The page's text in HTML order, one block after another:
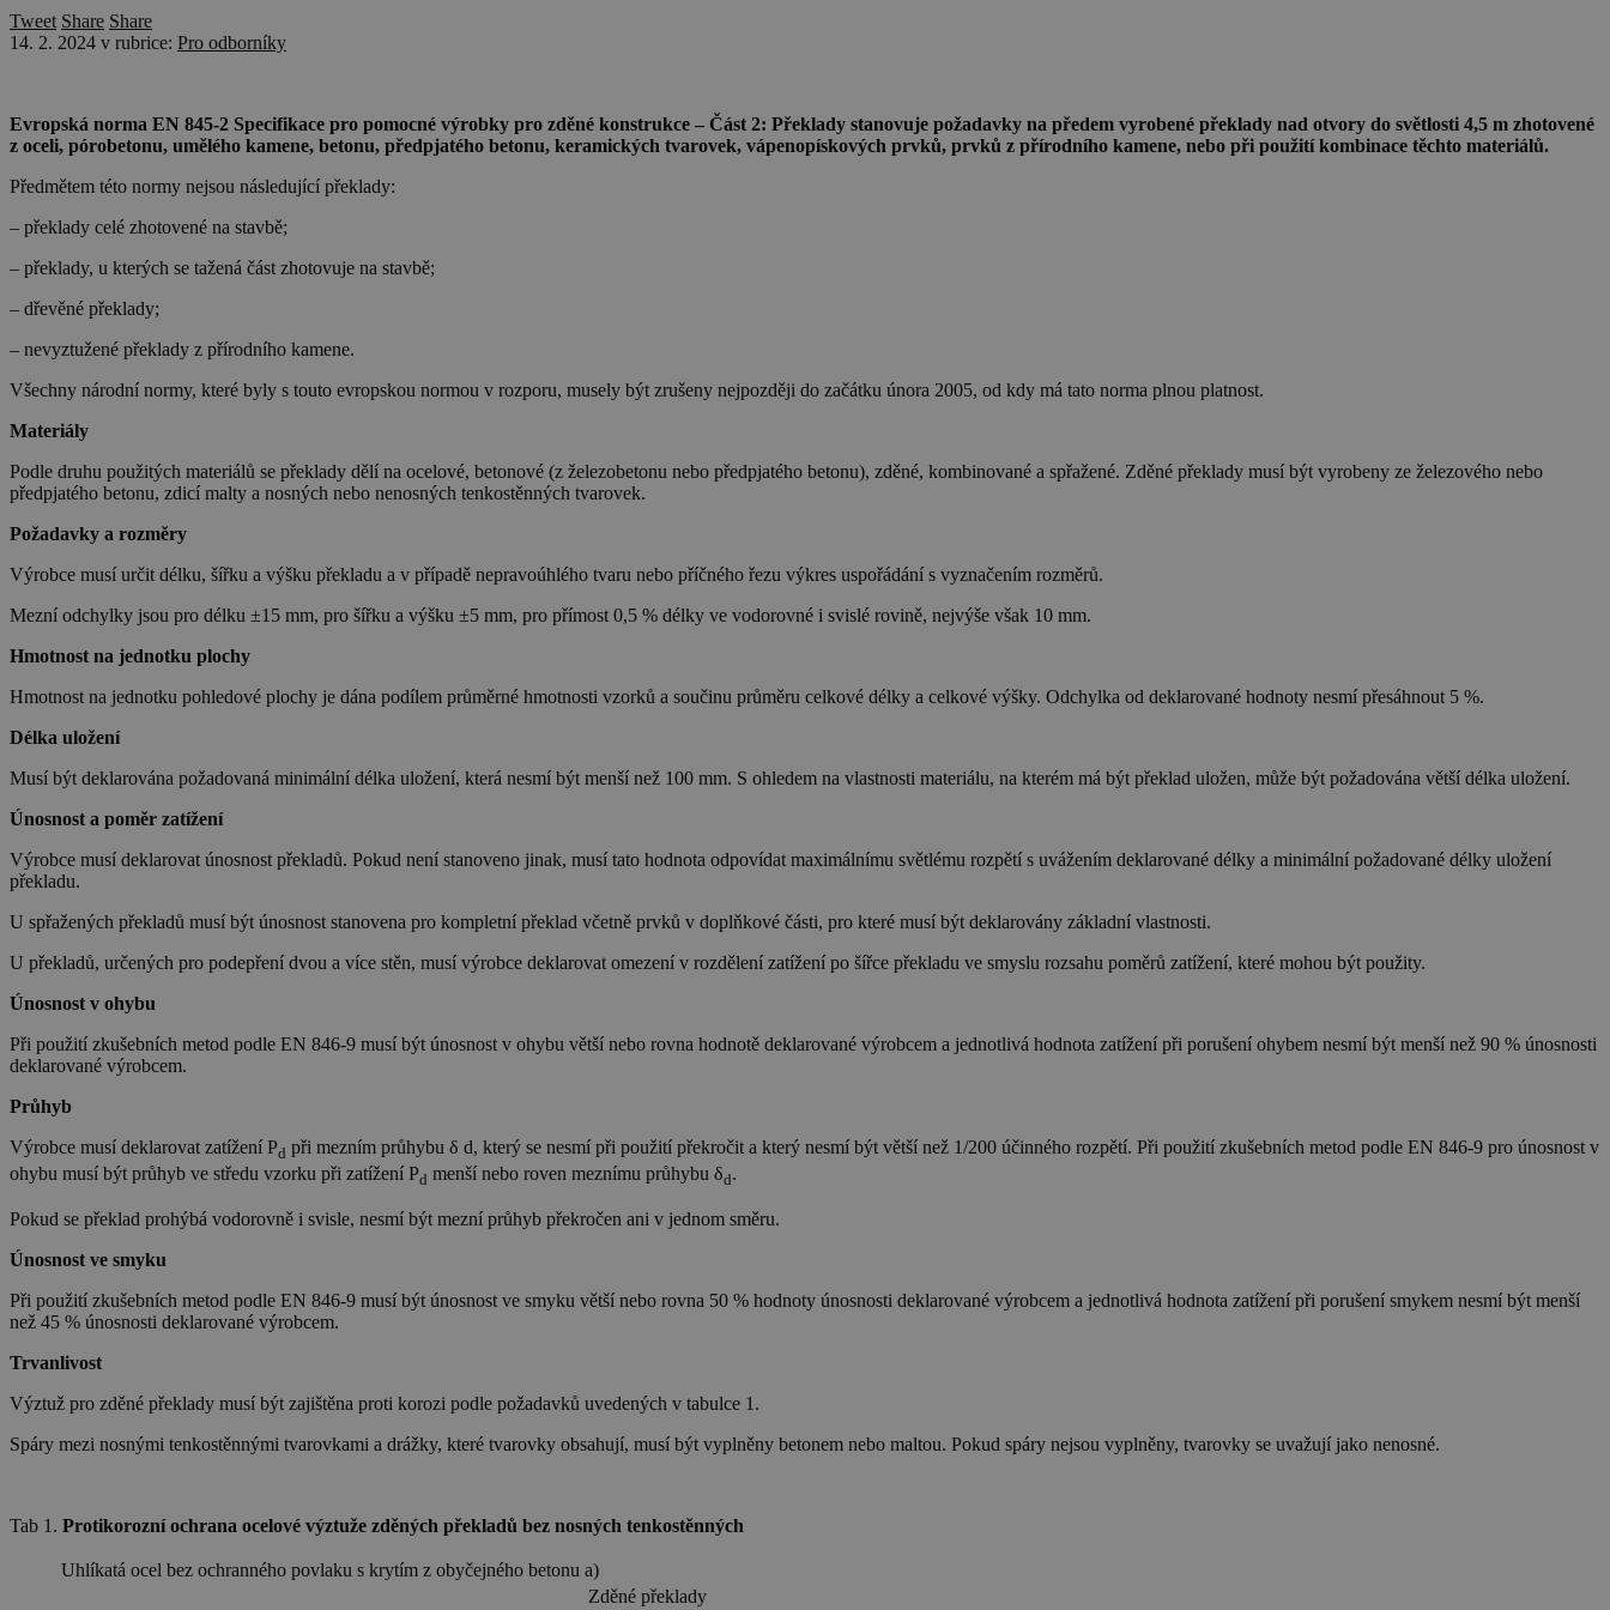
Tweet Share Share
14. 2. 2024 v rubrice: Pro odborníky
Evropská norma EN 845-2 Specifikace pro pomocné výrobky pro zděné konstrukce – Část 2: Překlady stanovuje požadavky na předem vyrobené překlady nad otvory do světlosti 4,5 m zhotovené
z oceli, pórobetonu, umělého kamene, betonu, předpjatého betonu, keramických tvarovek, vápenopískových prvků, prvků z přírodního kamene, nebo při použití kombinace těchto materiálů.
Předmětem této normy nejsou následující překlady:
– překlady celé zhotovené na stavbě;
– překlady, u kterých se tažená část zhotovuje na stavbě;
– dřevěné překlady;
– nevyztužené překlady z přírodního kamene.
Všechny národní normy, které byly s touto evropskou normou v rozporu, musely být zrušeny nejpozději do začátku února 2005, od kdy má tato norma plnou platnost.
Materiály
Podle druhu použitých materiálů se překlady dělí na ocelové, betonové (z železobetonu nebo předpjatého betonu), zděné, kombinované a spřažené. Zděné překlady musí být vyrobeny ze železového nebo
předpjatého betonu, zdicí malty a nosných nebo nenosných tenkostěnných tvarovek.
Požadavky a rozměry
Výrobce musí určit délku, šířku a výšku překladu a v případě nepravoúhlého tvaru nebo příčného řezu výkres uspořádání s vyznačením rozměrů.
Mezní odchylky jsou pro délku ±15 mm, pro šířku a výšku ±5 mm, pro přímost 0,5 % délky ve vodorovné i svislé rovině, nejvýše však 10 mm.
Hmotnost na jednotku plochy
Hmotnost na jednotku pohledové plochy je dána podílem průměrné hmotnosti vzorků a součinu průměru celkové délky a celkové výšky. Odchylka od deklarované hodnoty nesmí přesáhnout 5 %.
Délka uložení
Musí být deklarována požadovaná minimální délka uložení, která nesmí být menší než 100 mm. S ohledem na vlastnosti materiálu, na kterém má být překlad uložen, může být požadována větší délka uložení.
Únosnost a poměr zatížení
Výrobce musí deklarovat únosnost překladů. Pokud není stanoveno jinak, musí tato hodnota odpovídat maximálnímu světlému rozpětí s uvážením deklarované délky a minimální požadované délky uložení
překladu.
U spřažených překladů musí být únosnost stanovena pro kompletní překlad včetně prvků v doplňkové části, pro které musí být deklarovány základní vlastnosti.
U překladů, určených pro podepření dvou a více stěn, musí výrobce deklarovat omezení v rozdělení zatížení po šířce překladu ve smyslu rozsahu poměrů zatížení, které mohou být použity.
Únosnost v ohybu
Při použití zkušebních metod podle EN 846-9 musí být únosnost v ohybu větší nebo rovna hodnotě deklarované výrobcem a jednotlivá hodnota zatížení při porušení ohybem nesmí být menší než 90 % únosnosti
deklarované výrobcem.
Průhyb
Výrobce musí deklarovat zatížení Pd při mezním průhybu δ d, který se nesmí při použití překročit a který nesmí být větší než 1/200 účinného rozpětí. Při použití zkušebních metod podle EN 846-9 pro únosnost v
ohybu musí být průhyb ve středu vzorku při zatížení Pd menší nebo roven meznímu průhybu δd.
Pokud se překlad prohýbá vodorovně i svisle, nesmí být mezní průhyb překročen ani v jednom směru.
Únosnost ve smyku
Při použití zkušebních metod podle EN 846-9 musí být únosnost ve smyku větší nebo rovna 50 % hodnoty únosnosti deklarované výrobcem a jednotlivá hodnota zatížení při porušení smykem nesmí být menší
než 45 % únosnosti deklarované výrobcem.
Trvanlivost
Výztuž pro zděné překlady musí být zajištěna proti korozi podle požadavků uvedených v tabulce 1.
Spáry mezi nosnými tenkostěnnými tvarovkami a drážky, které tvarovky obsahují, musí být vyplněny betonem nebo maltou. Pokud spáry nejsou vyplněny, tvarovky se uvažují jako nenosné.
Tab 1. Protikorozní ochrana ocelové výztuže zděných překladů bez nosných tenkostěnných
Uhlíkatá ocel bez ochranného povlaku s krytím z obyčejného betonu a)
Zděné překlady